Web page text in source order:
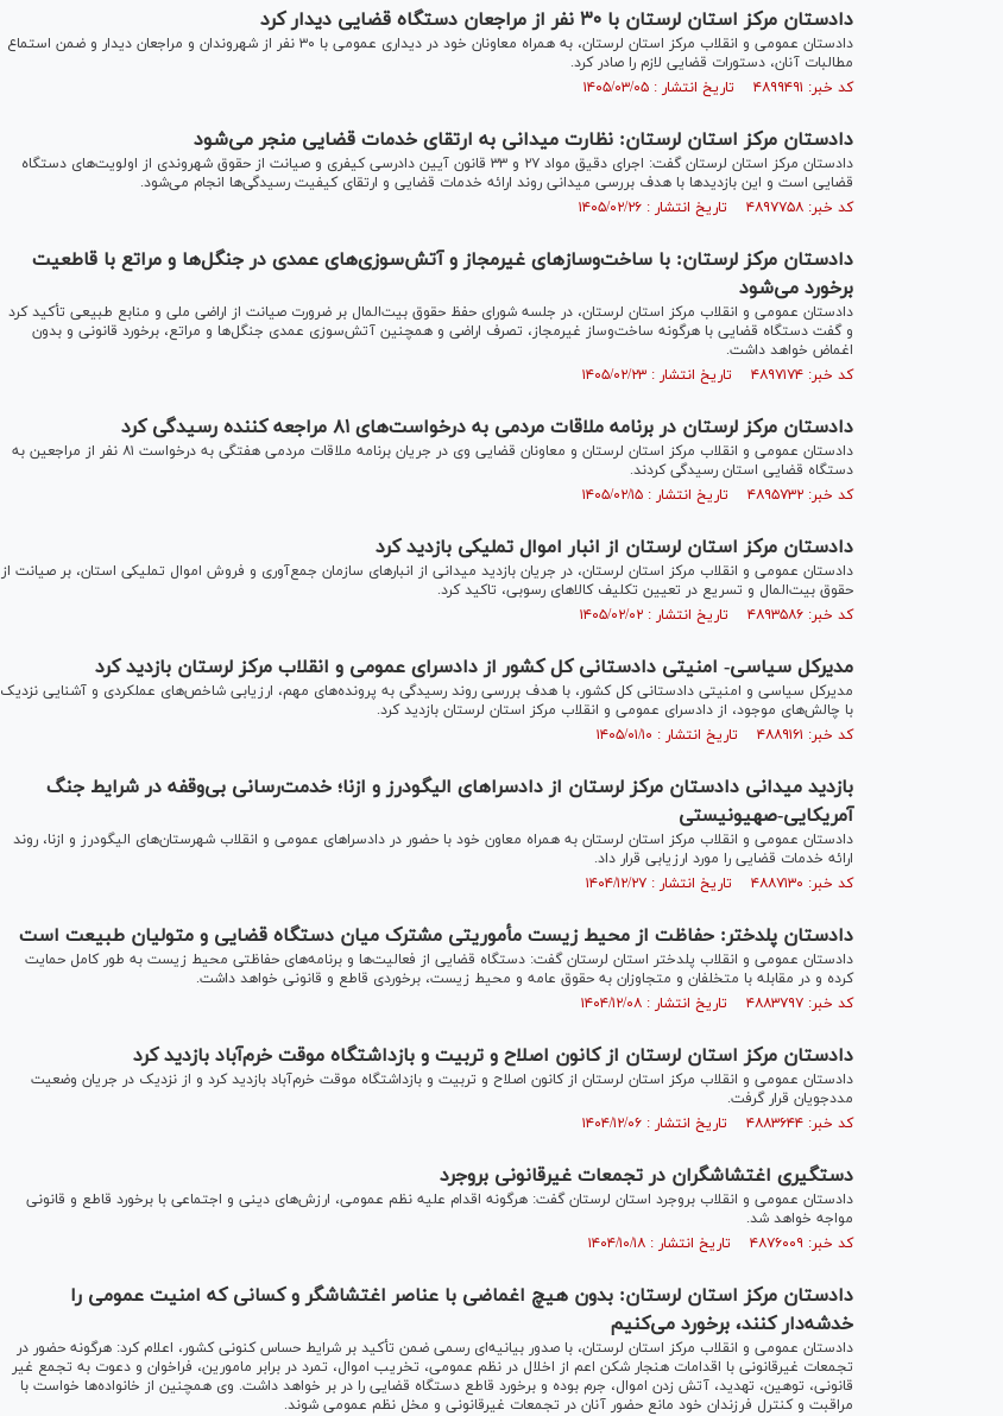
دادستان مرکز استان لرستان با ۳۰ نفر از مراجعان دستگاه قضایی دیدار کرد
دادستان عمومی و انقلاب مرکز استان لرستان، به همراه معاونان خود در دیداری عمومی با ۳۰ نفر از شهروندان و مراجعان دیدار و ضمن استماع
مطالبات آنان، دستورات قضایی لازم را صادر کرد.
کد خبر: ۴۸۹۹۴۹۱ تاریخ انتشار : ۱۴۰۵/۰۳/۰۵
دادستان مرکز استان لرستان: نظارت میدانی به ارتقای خدمات قضایی منجر می‌شود
دادستان مرکز استان لرستان گفت: اجرای دقیق مواد ۲۷ و ۳۳ قانون آیین دادرسی کیفری و صیانت از حقوق شهروندی از اولویت‌های دستگاه
قضایی است و این بازدید‌ها با هدف بررسی میدانی روند ارائه خدمات قضایی و ارتقای کیفیت رسیدگی‌ها انجام می‌شود.
کد خبر: ۴۸۹۷۷۵۸ تاریخ انتشار : ۱۴۰۵/۰۲/۲۶
دادستان مرکز لرستان: با ساخت‌وساز‌های غیرمجاز و آتش‌سوزی‌های عمدی در جنگل‌ها و مراتع با قاطعیت
برخورد می‌شود
دادستان عمومی و انقلاب مرکز استان لرستان، در جلسه شورای حفظ حقوق بیت‌المال بر ضرورت صیانت از اراضی ملی و منابع طبیعی تأکید کرد
و گفت دستگاه قضایی با هرگونه ساخت‌وساز غیرمجاز، تصرف اراضی و همچنین آتش‌سوزی عمدی جنگل‌ها و مراتع، برخورد قانونی و بدون
اغماض خواهد داشت.
کد خبر: ۴۸۹۷۱۷۴ تاریخ انتشار : ۱۴۰۵/۰۲/۲۳
دادستان مرکز لرستان در برنامه ملاقات مردمی به درخواست‌های ۸۱ مراجعه کننده رسیدگی کرد
دادستان عمومی و انقلاب مرکز استان لرستان و معاونان قضایی وی در جریان برنامه ملاقات مردمی هفتگی به درخواست ۸۱ نفر از مراجعین به
دستگاه قضایی استان رسیدگی کردند.
کد خبر: ۴۸۹۵۷۳۲ تاریخ انتشار : ۱۴۰۵/۰۲/۱۵
دادستان مرکز استان لرستان از انبار اموال تملیکی بازدید کرد
دادستان عمومی و انقلاب مرکز استان لرستان، در جریان بازدید میدانی از انبار‌های سازمان جمع‌آوری و فروش اموال تملیکی استان، بر صیانت از
حقوق بیت‌المال و تسریع در تعیین تکلیف کالا‌های رسوبی، تاکید کرد.
کد خبر: ۴۸۹۳۵۸۶ تاریخ انتشار : ۱۴۰۵/۰۲/۰۲
مدیرکل سیاسی- امنیتی دادستانی کل کشور از دادسرای عمومی و انقلاب مرکز لرستان بازدید کرد
مدیرکل سیاسی و امنیتی دادستانی کل کشور، با هدف بررسی روند رسیدگی به پرونده‌های مهم، ارزیابی شاخص‌های عملکردی و آشنایی نزدیک
با چالش‌های موجود، از دادسرای عمومی و انقلاب مرکز استان لرستان بازدید کرد.
کد خبر: ۴۸۸۹۱۶۱ تاریخ انتشار : ۱۴۰۵/۰۱/۱۰
بازدید میدانی دادستان مرکز لرستان از دادسرا‌های الیگودرز و ازنا؛ خدمت‌رسانی بی‌وقفه در شرایط جنگ
آمریکایی-صهیونیستی
دادستان عمومی و انقلاب مرکز استان لرستان به همراه معاون خود با حضور در دادسرا‌های عمومی و انقلاب شهرستان‌های الیگودرز و ازنا، روند
ارائه خدمات قضایی را مورد ارزیابی قرار داد.
کد خبر: ۴۸۸۷۱۳۰ تاریخ انتشار : ۱۴۰۴/۱۲/۲۷
دادستان پلدختر: حفاظت از محیط زیست مأموریتی مشترک میان دستگاه قضایی و متولیان طبیعت است
دادستان عمومی و انقلاب پلدختر استان لرستان گفت: دستگاه قضایی از فعالیت‌ها و برنامه‌های حفاظتی محیط زیست به طور کامل حمایت
کرده و در مقابله با متخلفان و متجاوزان به حقوق عامه و محیط زیست، برخوردی قاطع و قانونی خواهد داشت.
کد خبر: ۴۸۸۳۷۹۷ تاریخ انتشار : ۱۴۰۴/۱۲/۰۸
دادستان مرکز استان لرستان از کانون اصلاح و تربیت و بازداشتگاه موقت خرم‌آباد بازدید کرد
دادستان عمومی و انقلاب مرکز استان لرستان از کانون اصلاح و تربیت و بازداشتگاه موقت خرم‌آباد بازدید کرد و از نزدیک در جریان وضعیت
مددجویان قرار گرفت.
کد خبر: ۴۸۸۳۶۴۴ تاریخ انتشار : ۱۴۰۴/۱۲/۰۶
دستگیری اغتشاشگران در تجمعات غیرقانونی بروجرد
دادستان عمومی و انقلاب بروجرد استان لرستان گفت: هرگونه اقدام علیه نظم عمومی، ارزش‌های دینی و اجتماعی با برخورد قاطع و قانونی
مواجه خواهد شد.
کد خبر: ۴۸۷۶۰۰۹ تاریخ انتشار : ۱۴۰۴/۱۰/۱۸
دادستان مرکز استان لرستان: بدون هیچ اغماضی با عناصر اغتشاشگر و کسانی که امنیت عمومی را
خدشه‌دار کنند، برخورد می‌کنیم
دادستان عمومی و انقلاب مرکز استان لرستان، با صدور بیانیه‌ای رسمی ضمن تأکید بر شرایط حساس کنونی کشور، اعلام کرد: هرگونه حضور در
تجمعات غیرقانونی با اقدامات هنجار شکن اعم از اخلال در نظم عمومی، تخریب اموال، تمرد در برابر مامورین، فراخوان و دعوت به تجمع غیر
قانونی، توهین، تهدید، آتش زدن اموال، جرم بوده و برخورد قاطع دستگاه قضایی را در بر خواهد داشت. وی همچنین از خانواده‌ها خواست با
مراقبت و کنترل فرزندان خود مانع حضور آنان در تجمعات غیرقانونی و مخل نظم عمومی شوند.